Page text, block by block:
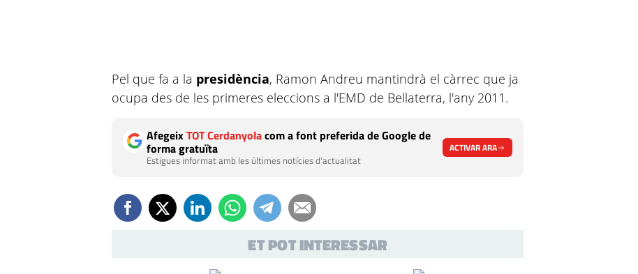
Pel que fa a la presidència, Ramon Andreu mantindrà el càrrec que ja
ocupa des de les primeres eleccions a l'EMD de Bellaterra, l'any 2011.
AfegeixTOT Cerdanyolacom a font preferida de Google de
forma gratuïta
Estigues informat amb les últimes notícies d'actualitat
ACTIVAR ARA
ET POT INTERESSAR